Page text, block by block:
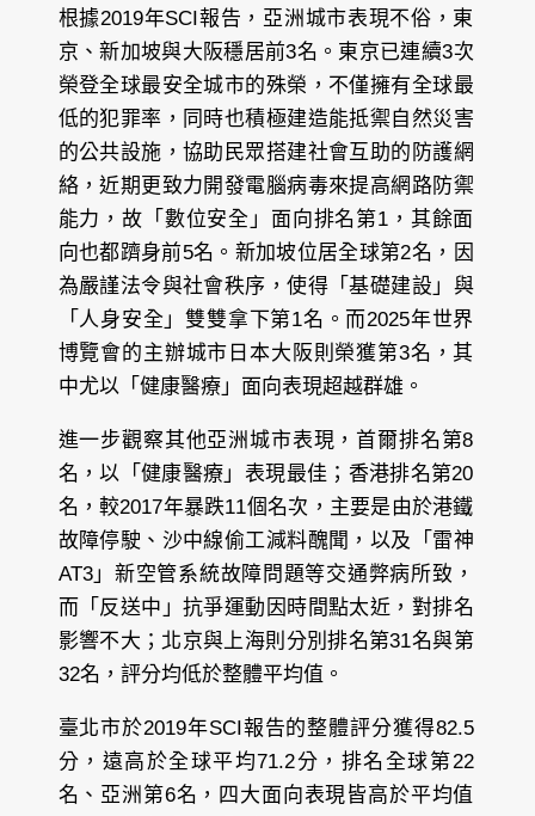
根據2019年SCI報告，亞洲城市表現不俗，東
京、新加坡與大阪穩居前3名。東京已連續3次
榮登全球最安全城市的殊榮，不僅擁有全球最
低的犯罪率，同時也積極建造能抵禦自然災害
的公共設施，協助民眾搭建社會互助的防護網
絡，近期更致力開發電腦病毒來提高網路防禦
能力，故「數位安全」面向排名第1，其餘面
向也都躋身前5名。新加坡位居全球第2名，因
為嚴謹法令與社會秩序，使得「基礎建設」與
「人身安全」雙雙拿下第1名。而2025年世界
博覽會的主辦城市日本大阪則榮獲第3名，其
中尤以「健康醫療」面向表現超越群雄。
進一步觀察其他亞洲城市表現，首爾排名第8
名，以「健康醫療」表現最佳；香港排名第20
名，較2017年暴跌11個名次，主要是由於港鐵
故障停駛、沙中線偷工減料醜聞，以及「雷神
AT3」新空管系統故障問題等交通弊病所致，
而「反送中」抗爭運動因時間點太近，對排名
影響不大；北京與上海則分別排名第31名與第
32名，評分均低於整體平均值。
臺北市於2019年SCI報告的整體評分獲得82.5
分，遠高於全球平均71.2分，排名全球第22
名、亞洲第6名，四大面向表現皆高於平均值